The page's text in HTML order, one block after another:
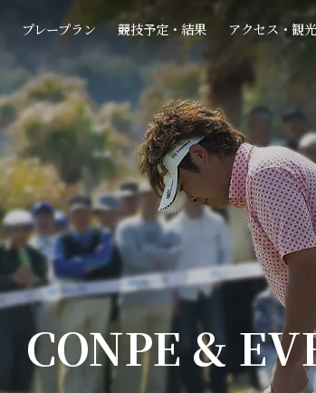
プレープラン 競技予定・結果 アクセス・観光
CONPE &